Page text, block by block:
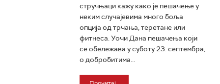
стручњаци кажу како је пешачење у
неким случајевима много боља
опција од трчања, теретане или
фитнеса. Уочи Дана пешачења који
се обележава у суботу 23. септембра,
о добробитима...